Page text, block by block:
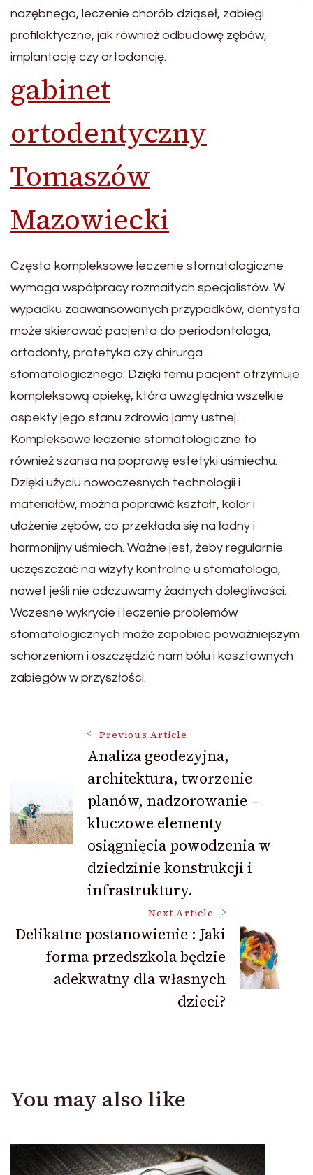
nazębnego, leczenie chorób dziąseł, zabiegi
profilaktyczne, jak również odbudowę zębów,
implantację czy ortodoncję.
gabinet
ortodentyczny
Tomaszów
Mazowiecki
Często kompleksowe leczenie stomatologiczne
wymaga współpracy rozmaitych specjalistów. W
wypadku zaawansowanych przypadków, dentysta
może skierować pacjenta do periodontologa,
ortodonty, protetyka czy chirurga
stomatologicznego. Dzięki temu pacjent otrzymuje
kompleksową opiekę, która uwzględnia wszelkie
aspekty jego stanu zdrowia jamy ustnej.
Kompleksowe leczenie stomatologiczne to
również szansa na poprawę estetyki uśmiechu.
Dzięki użyciu nowoczesnych technologii i
materiałów, można poprawić kształt, kolor i
ułożenie zębów, co przekłada się na ładny i
harmonijny uśmiech. Ważne jest, żeby regularnie
uczęszczać na wizyty kontrolne u stomatologa,
nawet jeśli nie odczuwamy żadnych dolegliwości.
Wczesne wykrycie i leczenie problemów
stomatologicznych może zapobiec poważniejszym
schorzeniom i oszczędzić nam bólu i kosztownych
zabiegów w przyszłości.
Navigation
Previous Article
Analiza geodezyjna,
architektura, tworzenie
planów, nadzorowanie –
kluczowe elementy
osiągnięcia powodzenia w
dziedzinie konstrukcji i
infrastruktury.
Next Article
Delikatne postanowienie : Jaki
forma przedszkola będzie
adekwatny dla własnych
dzieci?
You may also like